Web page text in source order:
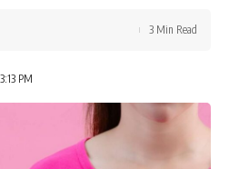
PM
3 Min Read